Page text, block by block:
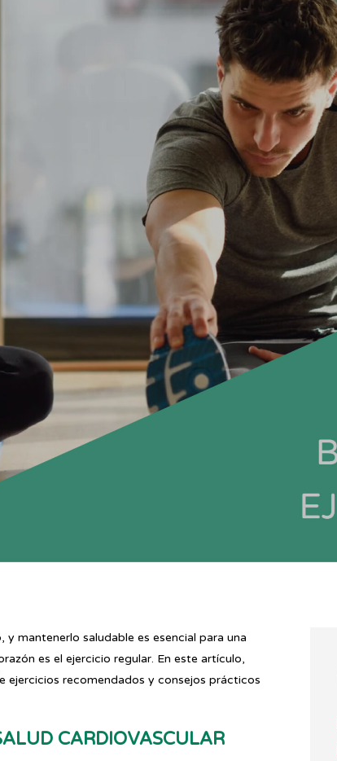
mantenerlo saludable es esencial para una
es el ejercicio regular. En este artículo,
ejercicios recomendados y consejos prácticos
CARDIOVASCULAR